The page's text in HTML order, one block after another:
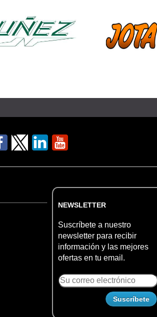
NEWSLETTER
Suscríbete a nuestro
newsletter para recibir
información y las mejores
ofertas en tu email.